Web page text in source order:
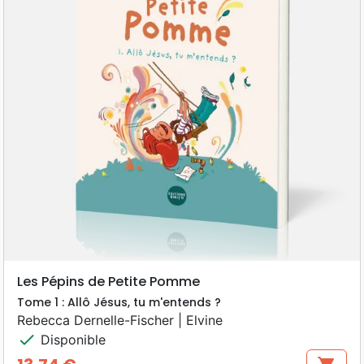
Les Pépins de Petite Pomme
Tome 1 : Allô Jésus, tu m'entends ?
Rebecca Dernelle-Fischer | Elvine
check Disponible